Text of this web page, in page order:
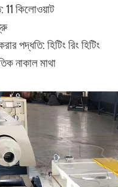
11 কিলোওয়াট
পদ্ধতি: হিটিং রিং হিটিং
নাকাল মাথা